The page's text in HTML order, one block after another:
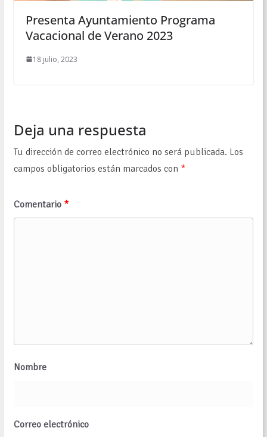
Presenta Ayuntamiento Programa
Vacacional de Verano 2023
18 julio, 2023
Deja una respuesta
Tu dirección de correo electrónico no será publicada. Los
campos obligatorios están marcados con *
Comentario *
Nombre
Correo electrónico